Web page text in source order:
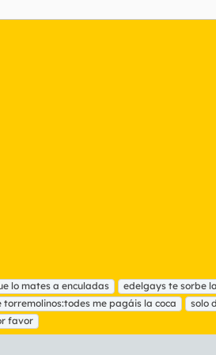
lo mates a enculadas edelgays te sorbe
torremolinos:todes me pagáis la coca solo
favor